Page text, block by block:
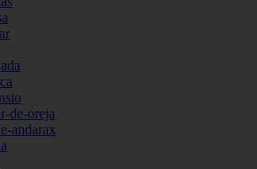
de-oreja
andarax